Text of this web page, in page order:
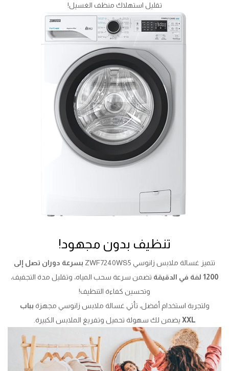
تقليل استهلاك منظف الغسيل!
تنظيف بدون مجهود!
تتميز غسالة ملابس زانوسي ZWF7240WS5
بسرعة دوران تصل إلى
1200 لفة في الدقيقة
تضمن سرعة سحب المياه، وتقليل مدة التجفيف،
وتحسين كفاءة التنظيف!
ولتجربة استخدام أفضل، تأتي غسالة ملابس زانوسي مجهزة بباب
XXL يضمن لك سهولة تحميل وتفريغ الملابس الكبيرة.